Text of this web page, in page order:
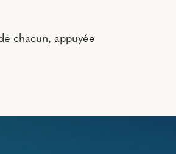
chacun, appuyée